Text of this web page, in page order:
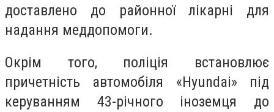
доставлено до районної лікарні для
надання меддопомоги.
Окрім того, поліція встановлює
причетність автомобіля «Hyundai» під
керуванням 43-річного іноземця до